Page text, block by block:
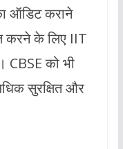
ऑडिट कराने
करने के लिए IIT
CBSE को भी
सुरक्षित और